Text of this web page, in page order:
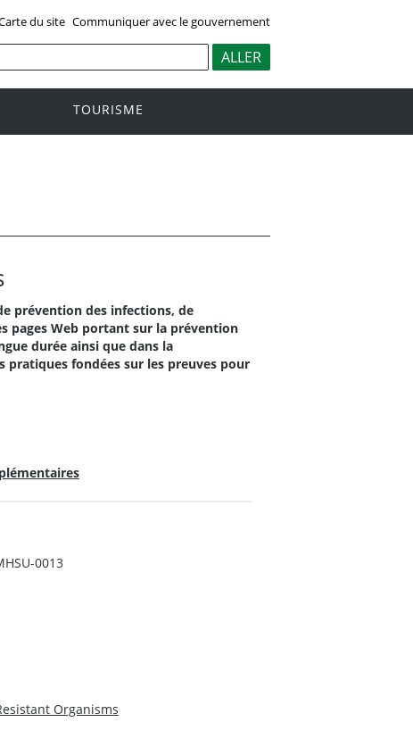
du site Communiquer avec le gouvernement
TOURISME
prévention des infections, de
pages Web portant sur la prévention
durée ainsi que dans la
pratiques fondées sur les preuves pour
0013
Organisms